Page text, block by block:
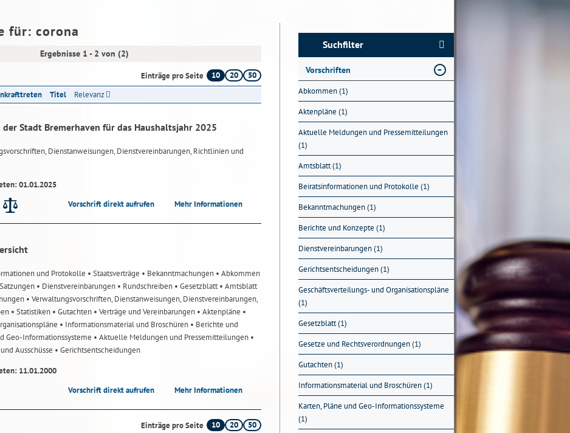
für: corona
Ergebnisse 1 - 2 von (2)
Einträge pro Seite 10 20
50
Titel Relevanz
Stadt Bremerhaven für das Haushaltsjahr 2025
Dienstanweisungen, Dienstvereinbarungen, Richtlinien und
01.01.2025
Vorschrift direkt aufrufen Mehr Informationen
und Protokolle • Staatsverträge • Bekanntmachungen • Abkommen
• Dienstvereinbarungen • Rundschreiben • Gesetzblatt• Amtsblatt
• Verwaltungsvorschriften, Dienstanweisungen, Dienstvereinbarungen,
• Statistiken • Gutachten • Verträge und Vereinbarungen • Aktenpläne •
• Informationsmaterial und Broschüren • Berichte und
Geo-Informationssysteme • Aktuelle Meldungen und Pressemitteilungen •
Ausschüsse • Gerichtsentscheidungen
11.01.2000
Vorschrift direkt aufrufen Mehr Informationen
Einträge pro Seite 10 20 50
Suchfilter
Vorschriften
Abkommen (1)
Aktenpläne (1)
Aktuelle Meldungen und Pressemitteilungen
(1)
Amtsblatt (1)
Beiratsinformationen und Protokolle (1)
Bekanntmachungen (1)
Berichte und Konzepte (1)
Dienstvereinbarungen (1)
Gerichtsentscheidungen (1)
Geschäftsverteilungs- und Organisationspläne
(1)
Gesetzblatt (1)
Gesetze und Rechtsverordnungen (1)
Gutachten (1)
Informationsmaterial und Broschüren (1)
Karten, Pläne und Geo-Informationssysteme
(1)